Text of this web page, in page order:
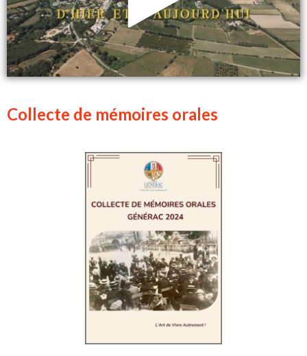
Collecte de mémoires orales